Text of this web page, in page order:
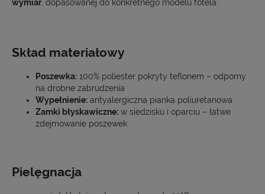
wymiar, dopasowanej do konkretnego modelu fotela.
Skład materiałowy
Poszewka: 100% poliester pokryty teflonem – odporny
na drobne zabrudzenia
Wypełnienie: antyalergiczna pianka poliuretanowa
Zamki błyskawiczne: w siedzisku i oparciu – łatwe
zdejmowanie poszewek
Pielęgnacja